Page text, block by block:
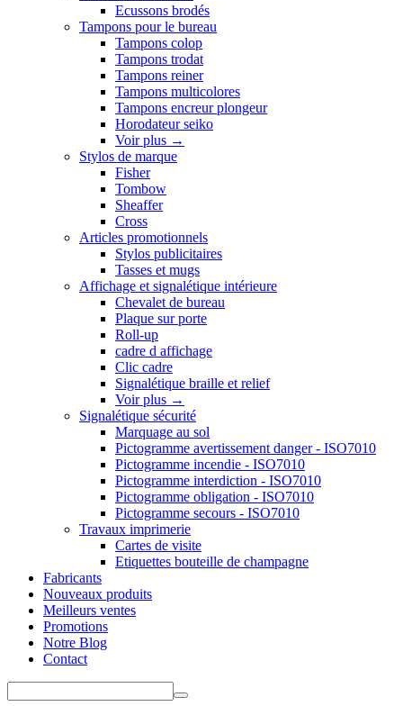
Ecussons brodés
Tampons pour le bureau
Tampons colop
Tampons trodat
Tampons reiner
Tampons multicolores
Tampons encreur plongeur
Horodateur seiko
Voir plus →
Stylos de marque
Fisher
Tombow
Sheaffer
Cross
Articles promotionnels
Stylos publicitaires
Tasses et mugs
Affichage et signalétique intérieure
Chevalet de bureau
Plaque sur porte
Roll-up
cadre d affichage
Clic cadre
Signalétique braille et relief
Voir plus →
Signalétique sécurité
Marquage au sol
Pictogramme avertissement danger - ISO7010
Pictogramme incendie - ISO7010
Pictogramme interdiction - ISO7010
Pictogramme obligation - ISO7010
Pictogramme secours - ISO7010
Travaux imprimerie
Cartes de visite
Etiquettes bouteille de champagne
Fabricants
Nouveaux produits
Meilleurs ventes
Promotions
Notre Blog
Contact